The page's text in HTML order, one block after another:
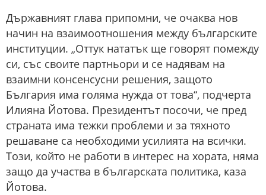
Държавният глава припомни, че очаква нов
начин на взаимоотношения между българските
институции. „Оттук нататък ще говорят помежду
си, със своите партньори и се надявам на
взаимни консенсусни решения, защото
България има голяма нужда от това“, подчерта
Илияна Йотова. Президентът посочи, че пред
страната има тежки проблеми и за тяхното
решаване са необходими усилията на всички.
Този, който не работи в интерес на хората, няма
защо да участва в българската политика, каза
Йотова.